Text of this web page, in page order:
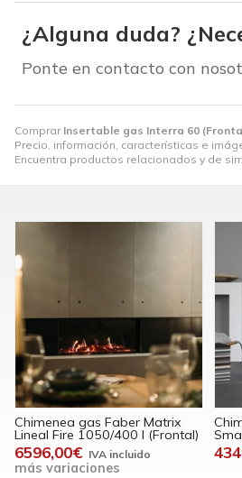
Comprar Insertable gas Interra 60
Precio, información, características e
Encuentra productos relacionados y de
¿Alguna duda?
Ponte en contacto con
Chimenea gas Faber Matrix
Lineal Fire 1050/400 I (Frontal)
6596,00€
más variaciones